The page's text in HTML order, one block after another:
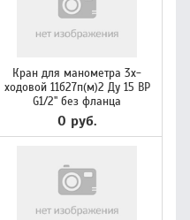
Кран для манометра 3х-
ходовой 11б27п(м)2 Ду 15 ВР
G1/2" без фланца
0 руб.